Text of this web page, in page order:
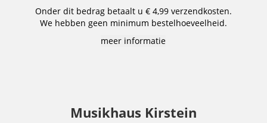
Onder dit bedrag betaalt u € 4,99 verzendkosten.
We hebben geen minimum bestelhoeveelheid.
meer informatie
Musikhaus Kirstein